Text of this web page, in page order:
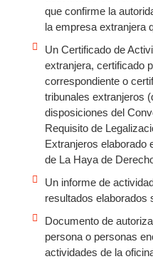
que confirme la
la empresa extranjera
Un Certificado de
extranjera, certificado
correspondiente o
tribunales extranjeros
disposiciones del
Requisito de
Extranjeros elaborado
de La Haya de
Un informe de
resultados elaborados
Documento de
persona o personas
actividades de la